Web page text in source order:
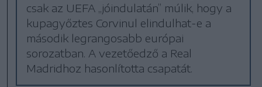
csak az UEFA „jóindulatán” múlik, hogy a
kupagyőztes Corvinul elindulhat-e a
második legrangosabb európai
sorozatban. A vezetőedző a Real
Madridhoz hasonlította csapatát.